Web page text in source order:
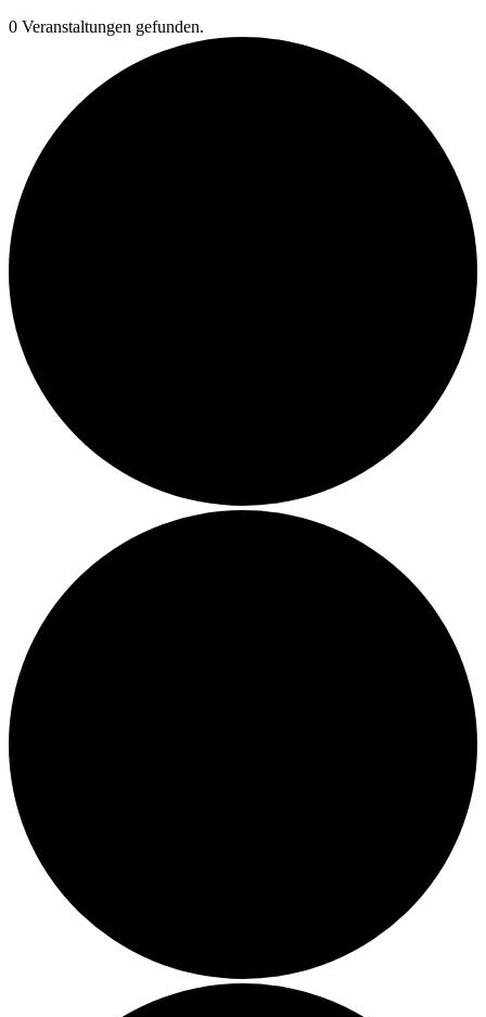
0 Veranstaltungen gefunden.